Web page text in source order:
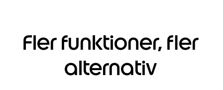
Fler funktioner, fler
alternativ